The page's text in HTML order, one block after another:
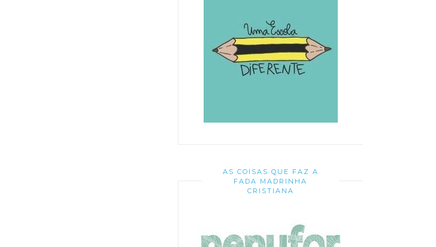
AS COISAS QUE FAZ A
FADA MADRINHA
CRISTIANA